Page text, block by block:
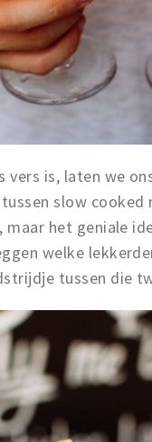
vers is, laten we
slow
het geniale
welke
tussen die